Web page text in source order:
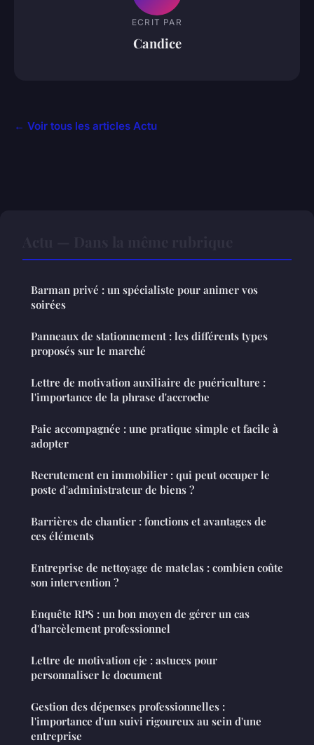
ECRIT PAR
Candice
← Voir tous les articles Actu
Barman privé : un spécialiste pour animer vos
soirées
Panneaux de stationnement : les différents types
proposés sur le marché
Lettre de motivation auxiliaire de puériculture :
l'importance de la phrase d'accroche
Paie accompagnée : une pratique simple et facile à
adopter
Recrutement en immobilier : qui peut occuper le
poste d'administrateur de biens ?
Barrières de chantier : fonctions et avantages de
ces éléments
Entreprise de nettoyage de matelas : combien coûte
son intervention ?
Enquête RPS : un bon moyen de gérer un cas
d'harcèlement professionnel
Lettre de motivation eje : astuces pour
personnaliser le document
Gestion des dépenses professionnelles :
l'importance d'un suivi rigoureux au sein d'une
entreprise